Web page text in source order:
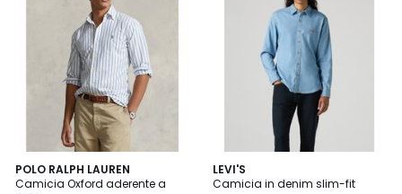
POLO RALPH LAUREN
Camicia Oxford aderente a
4,7
/ 5
LEVI'S
Camicia in denim slim-fit
4,8
/ 5